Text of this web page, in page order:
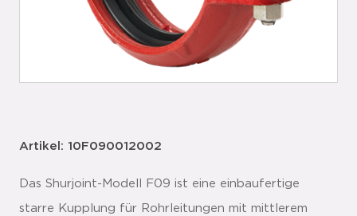
Artikel: 10F090012002
Das Shurjoint-Modell F09 ist eine einbaufertige
starre Kupplung für Rohrleitungen mit mittlerem